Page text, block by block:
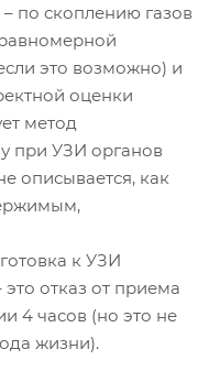
по скоплению газов
это возможно) и
оценки
метод
при УЗИ органов
описывается, как
к УЗИ
отказ от приема
4 часов (но это не
жизни).